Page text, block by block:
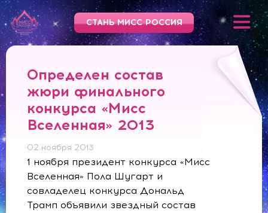
СТАНЬ МИСС РОССИЯ
Определен состав
жюри финального
конкурса «Мисс
Вселенная» 2013
02 ноября 2013
1 ноября президент конкурса «Мисс
Вселенная» Пола Шугарт и
совладелец конкурса Дональд
Трамп объявили звездный состав